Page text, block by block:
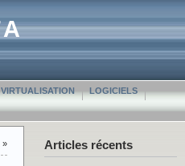
VIRTUALISATION LOGICIELS
Articles récents
»